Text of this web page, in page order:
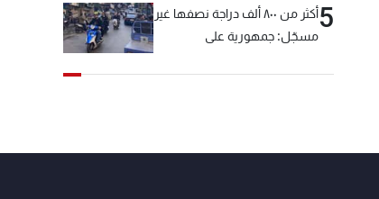
5
أكثر من ٨٠٠ ألف دراجة نصفها غير
مسجّل: جمهورية على